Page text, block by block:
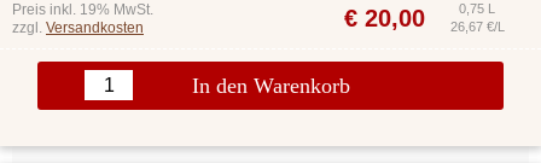
Preis inkl. 19% MwSt.
zzgl. Versandkosten € 20,00
0,75 L
26,67 €/L
In den Warenkorb